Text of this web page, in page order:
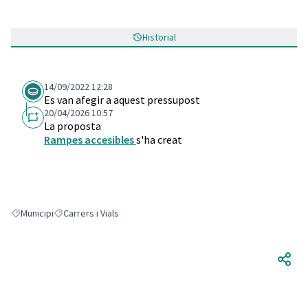
Historial
14/09/2022 12:28
Es van afegir a aquest pressupost
20/04/2026 10:57
La proposta
Rampes accesibless'ha creat
Resultats en filtrar per: Municipi
MunicipiResultats en filtrar per: Carrers i Vials
Carrers i Vials